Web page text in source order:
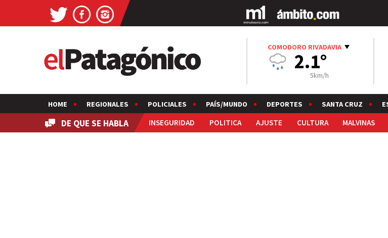
COMODORO RIVADAVIA
2.1°
5km/h
HOME REGIONALES POLICIALES PAÍS/MUNDO DEPORTES SANTA CRUZ
DE QUE SE HABLA INSEGURIDAD POLITICA AJUSTE CULTURA MALVINAS